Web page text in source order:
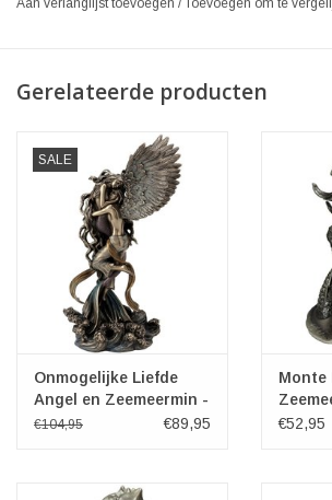
Aan verlanglijst toevoegen /Toevoegen om te
Gerelateerde producten
SALE
Onmogelijke Liefde
Angel en Zeemeermin -
Selina Fenech
€104,95 €89,95
Monte
€52,95